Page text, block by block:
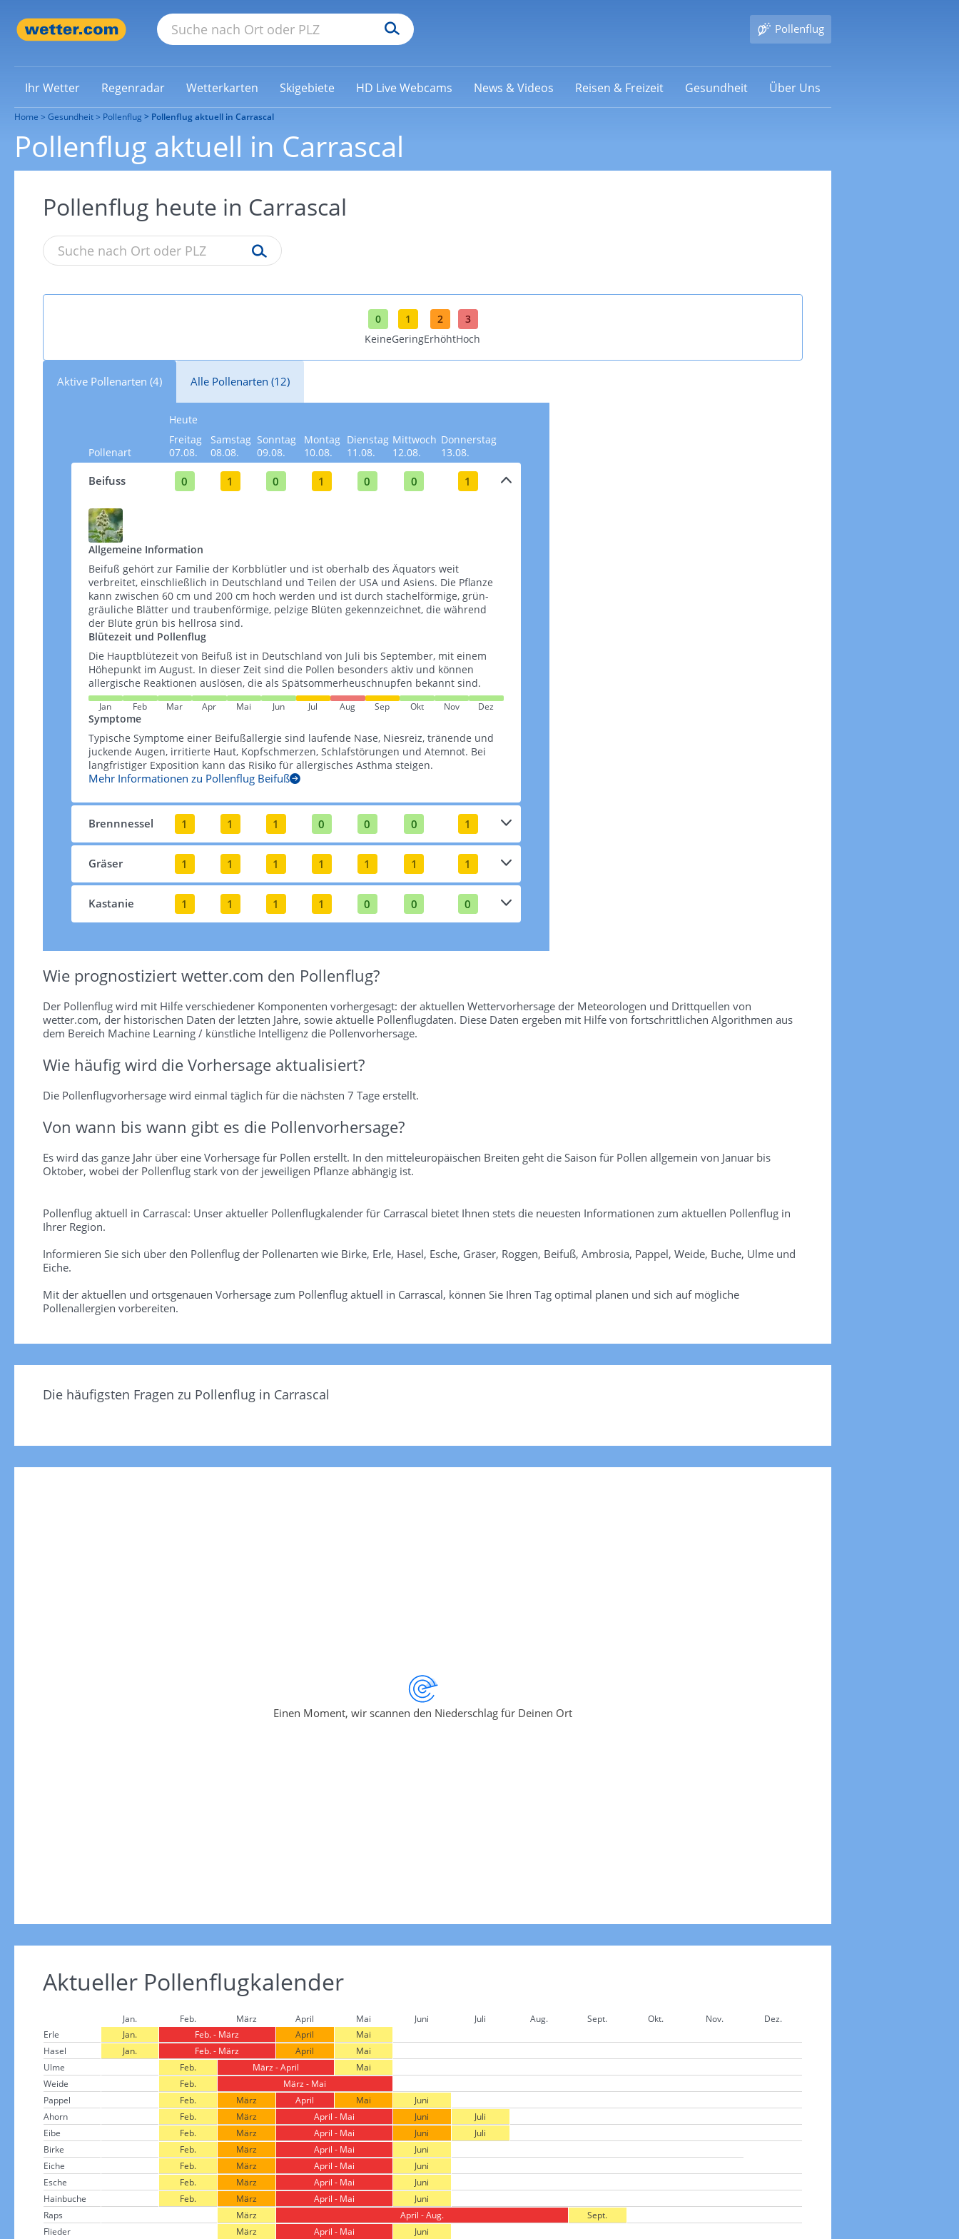
Pollenflug
Ihr Wetter Regenradar Wetterkarten Skigebiete HD Live Webcams News & Videos Reisen & Freizeit Gesundheit Über Uns
Home Gesundheit Pollenflug Pollenflug aktuell in Carrascal
Pollenflug aktuell in Carrascal
Pollenflug heute in Carrascal
0
Keine
1
Gering
2
Erhöht
3
Hoch
Aktive Pollenarten (4) Alle Pollenarten (12)
Pollenart
Heute
Freitag
07.08.
Samstag
08.08.
Sonntag
09.08.
Montag
10.08.
Dienstag
11.08.
Mittwoch
12.08.
Donnerstag
13.08.
Beifuss 0 1 0 1 0 0 1
Allgemeine Information
Beifuß gehört zur Familie der Korbblütler und ist oberhalb des Äquators weit
verbreitet, einschließlich in Deutschland und Teilen der USA und Asiens. Die Pflanze
kann zwischen 60 cm und 200 cm hoch werden und ist durch stachelförmige, grün-
gräuliche Blätter und traubenförmige, pelzige Blüten gekennzeichnet, die während
der Blüte grün bis hellrosa sind​​.
Blütezeit und Pollenflug
Die Hauptblütezeit von Beifuß ist in Deutschland von Juli bis September, mit einem
Höhepunkt im August. In dieser Zeit sind die Pollen besonders aktiv und können
allergische Reaktionen auslösen, die als Spätsommerheuschnupfen bekannt sind​​.
Jan Feb Mar Apr Mai Jun Jul Aug Sep Okt Nov Dez
Symptome
Typische Symptome einer Beifußallergie sind laufende Nase, Niesreiz, tränende und
juckende Augen, irritierte Haut, Kopfschmerzen, Schlafstörungen und Atemnot. Bei
langfristiger Exposition kann das Risiko für allergisches Asthma steigen​​.
Mehr Informationen zu Pollenflug Beifuß
Brennnessel 1 1 1 0 0 0 1
Gräser 1 1 1 1 1 1 1
Kastanie 1 1 1 1 0 0 0
Wie prognostiziert wetter.com den Pollenflug?
Der Pollenflug wird mit Hilfe verschiedener Komponenten vorhergesagt: der aktuellen Wettervorhersage der Meteorologen und Drittquellen von
wetter.com, der historischen Daten der letzten Jahre, sowie aktuelle Pollenflugdaten. Diese Daten ergeben mit Hilfe von fortschrittlichen Algorithmen aus
dem Bereich Machine Learning / künstliche Intelligenz die Pollenvorhersage.
Wie häufig wird die Vorhersage aktualisiert?
Die Pollenflugvorhersage wird einmal täglich für die nächsten 7 Tage erstellt.
Von wann bis wann gibt es die Pollenvorhersage?
Es wird das ganze Jahr über eine Vorhersage für Pollen erstellt. In den mitteleuropäischen Breiten geht die Saison für Pollen allgemein von Januar bis
Oktober, wobei der Pollenflug stark von der jeweiligen Pflanze abhängig ist.
Pollenflug aktuell in Carrascal: Unser aktueller Pollenflugkalender für Carrascal bietet Ihnen stets die neuesten Informationen zum aktuellen Pollenflug in
Ihrer Region.
Informieren Sie sich über den Pollenflug der Pollenarten wie Birke, Erle, Hasel, Esche, Gräser, Roggen, Beifuß, Ambrosia, Pappel, Weide, Buche, Ulme und
Eiche.
Mit der aktuellen und ortsgenauen Vorhersage zum Pollenflug aktuell in Carrascal, können Sie Ihren Tag optimal planen und sich auf mögliche
Pollenallergien vorbereiten.
Die häufigsten Fragen zu Pollenflug in Carrascal
Einen Moment, wir scannen den Niederschlag für Deinen Ort
Aktueller Pollenflugkalender
Jan. Feb. März April Mai Juni Juli Aug. Sept. Okt. Nov.
Dez.
Erle
Jan. Feb. - März April
Mai
Hasel
Jan. Feb. - März April
Mai
Ulme
Feb. März - April
Mai
Weide
Feb.
März - Mai
Pappel
Feb. März April Mai
Juni
Ahorn
Feb. März April - Mai Juni
Juli
Eibe
Feb. März April - Mai Juni
Juli
Birke
Feb. März April - Mai
Juni
Eiche
Feb. März April - Mai
Juni
Esche
Feb. März April - Mai
Juni
Hainbuche
Feb. März April - Mai
Juni
Raps
März April - Aug.
Sept.
Flieder
März April - Mai
Juni